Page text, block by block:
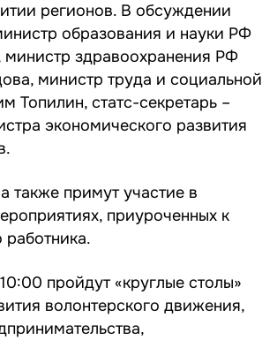
регионов. В обсуждении
образования и науки РФ
министр здравоохранения РФ
министр труда и социальной
Топилин, статс-секретарь –
экономического развития
также примут участие в
приуроченных к
пройдут «круглые столы»
волонтерского движения,